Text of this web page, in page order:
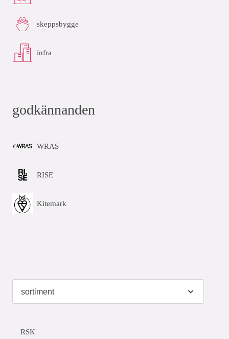
skeppsbygge
infra
godkännanden
WRAS
RISE
Kitemark
RSK